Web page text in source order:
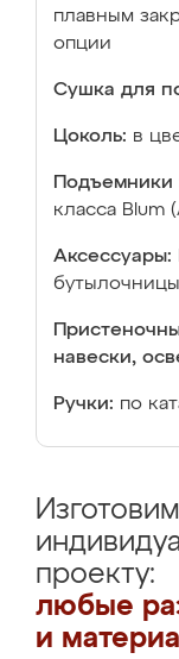
плавным
опции
Сушка для
Цоколь: в
Подъемники
класса Blum
Аксессуары:
навески,
Ручки: по
проекту:
любые
и